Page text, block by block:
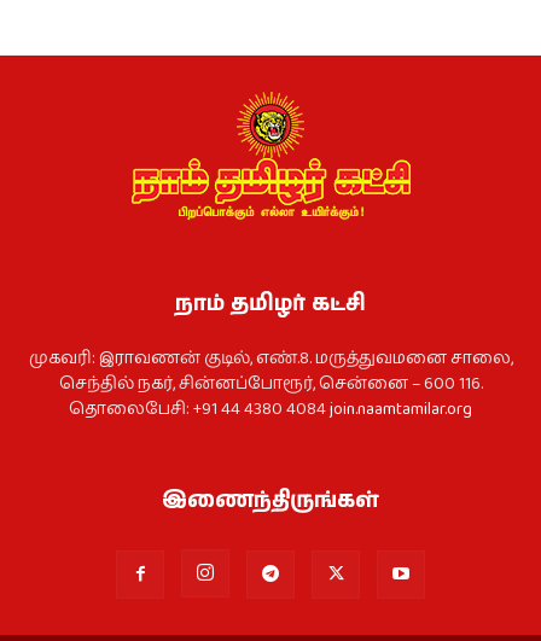
நாம் தமிழர் கட்சி
முகவரி: இராவணன் குடில், எண்.8. மருத்துவமனை சாலை,
செந்தில் நகர், சின்னப்போரூர், சென்னை – 600 116.
தொலைபேசி: +91 44 4380 4084join.naamtamilar.org
இணைந்திருங்கள்